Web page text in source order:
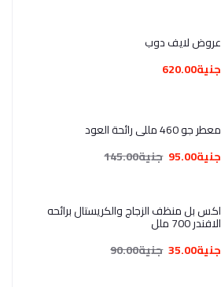
عروض لايف دوب
جنية620.00
معطر جو 460 مللي رائحة العود
جنية95.00
جنية145.00
اكس بل منظف الزجاج والكريستال برائحه
الافندر 700 ملل
جنية35.00
جنية90.00